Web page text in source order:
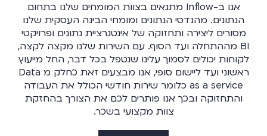
אנו ב-Inflow מתגאים בצוות המומחים שלנו בתחום
הנתונים. מהנדסי הנתונים ומומחי הבינה העסקית שלנו
מסורים ליצירה ותחזוקה של אינטגרציית נתונים ופרויקטי
BI מההתחלה ועד הסוף. עם השירות שלנו מקצה לקצה,
לקוחות יכולים לסמוך עלינו שנטפל בכל דבר, החל מייעוץ
ראשוני ועד ליישום סופי, אנו מבצעים זאת כחלק מ Data
as a service כלומר שירות חודשי הכולל את העבודה
והתחזוקה ובכך אנו פותרים לכם את הצורך בהחזקת
צוות מקצועי בשכר.